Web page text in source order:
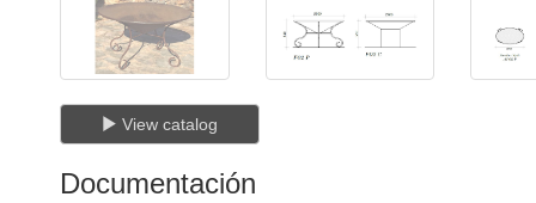
View catalog
Documentación